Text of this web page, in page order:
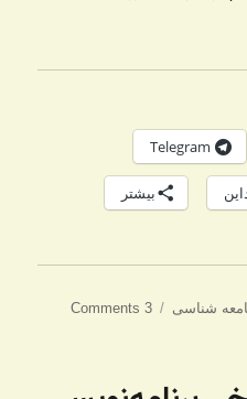
Telegram
بیشتر
شناسی 3 Comments